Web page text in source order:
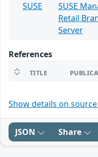
SUSE
SUSE
Retail
Server
References
TITLE
Show details on
JSON Share